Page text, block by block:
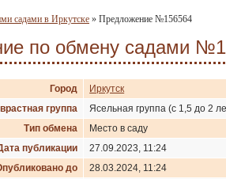
садами в Иркутске » Предложение №156564
по обмену садами
Город
Иркутск
группа
Ясельная группа (с 1,5 до 2
Тип обмена
Место в саду
публикации
27.09.2023, 11:24
до
28.03.2024, 11:24